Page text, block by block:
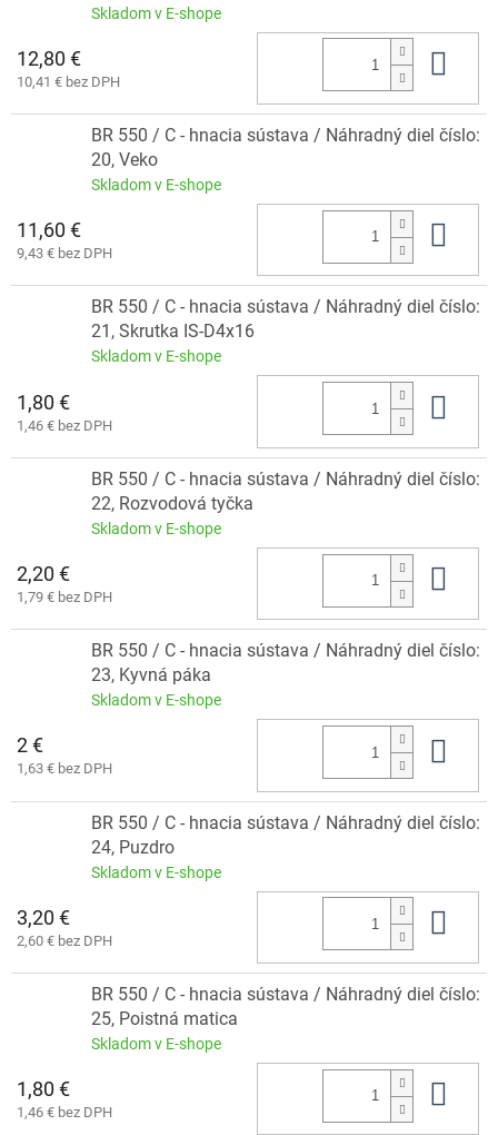
Skladom v E-shope
12,80 €
10,41 € bez DPH
BR 550 / C - hnacia sústava / Náhradný diel číslo:
20, Veko
Skladom v E-shope
11,60 €
9,43 € bez DPH
BR 550 / C - hnacia sústava / Náhradný diel číslo:
21, Skrutka IS-D4x16
Skladom v E-shope
1,80 €
1,46 € bez DPH
BR 550 / C - hnacia sústava / Náhradný diel číslo:
22, Rozvodová tyčka
Skladom v E-shope
2,20 €
1,79 € bez DPH
BR 550 / C - hnacia sústava / Náhradný diel číslo:
23, Kyvná páka
Skladom v E-shope
2 €
1,63 € bez DPH
BR 550 / C - hnacia sústava / Náhradný diel číslo:
24, Puzdro
Skladom v E-shope
3,20 €
2,60 € bez DPH
BR 550 / C - hnacia sústava / Náhradný diel číslo:
25, Poistná matica
Skladom v E-shope
1,80 €
1,46 € bez DPH